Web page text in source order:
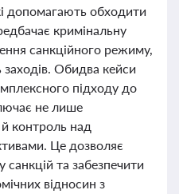
допомагають обходити
кримінальну
санкційного режиму,
Обидва кейси
підходу до
не лише
контроль над
Це дозволяє
санкцій та забезпечити
відносин з